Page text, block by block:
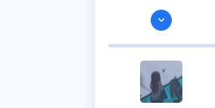
2021-01-19
思考时间